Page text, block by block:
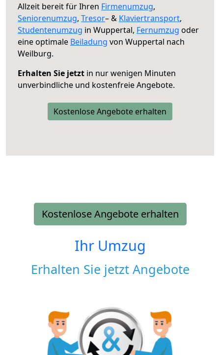
Allzeit bereit für Ihren Firmenumzug,
Seniorenumzug, Tresor– & Klaviertransport,
Studentenumzug in Wuppertal, Fernumzug oder
eine optimale Beiladung von Wuppertal nach
Weilburg.
Erhalten Sie jetzt in nur wenigen Minuten
unverbindliche und kostenfreie Angebote.
Kostenlose Angebote erhalten
Kostenlose Angebote erhalten
Ihr Umzug
Erhalten Sie jetzt Angebote